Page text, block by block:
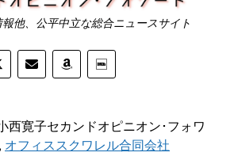
他、公平中立な総合ニュースサイト
西寛子セカンドオピニオン･フォワ
オフィススクワレル合同会社